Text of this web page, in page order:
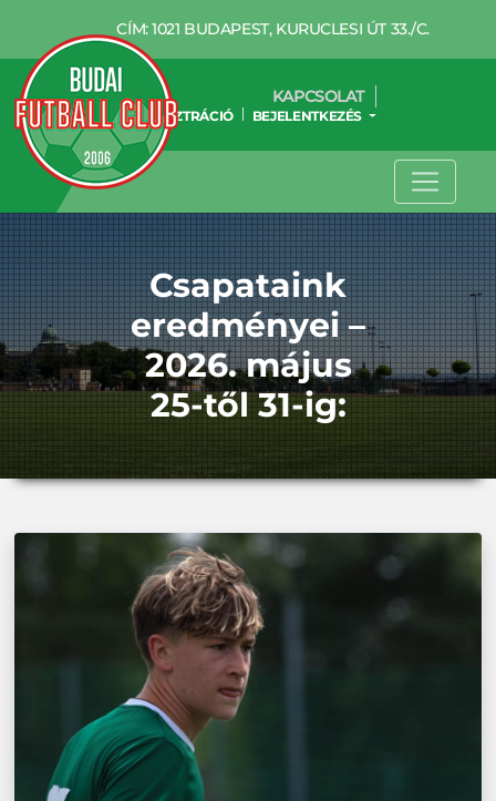
CÍM: 1021 BUDAPEST, KURUCLESI ÚT 33./C.
KAPCSOLAT
REGISZTRÁCIÓ BEJELENTKEZÉS
Csapataink
eredményei –
2026. május
25-től 31-ig: